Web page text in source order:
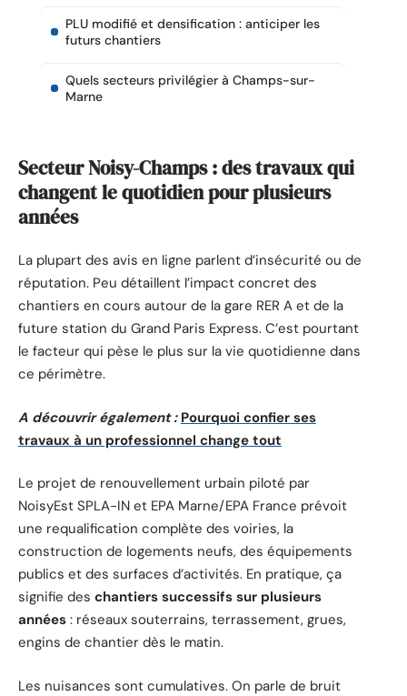
PLU modifié et densification : anticiper les
futurs chantiers
Quels secteurs privilégier à Champs-sur-
Marne
Secteur Noisy-Champs : des travaux qui
changent le quotidien pour plusieurs
années
La plupart des avis en ligne parlent d’insécurité ou de
réputation. Peu détaillent l’impact concret des
chantiers en cours autour de la gare RER A et de la
future station du Grand Paris Express. C’est pourtant
le facteur qui pèse le plus sur la vie quotidienne dans
ce périmètre.
A découvrir également : Pourquoi confier ses
travaux à un professionnel change tout
Le projet de renouvellement urbain piloté par
NoisyEst SPLA-IN et EPA Marne/EPA France prévoit
une requalification complète des voiries, la
construction de logements neufs, des équipements
publics et des surfaces d’activités. En pratique, ça
signifie des chantiers successifs sur plusieurs
années : réseaux souterrains, terrassement, grues,
engins de chantier dès le matin.
Les nuisances sont cumulatives. On parle de bruit